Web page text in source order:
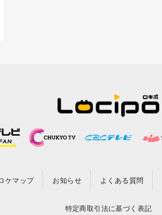
ケマップ お知らせ よくある質問
特定商取引法に基づく表記